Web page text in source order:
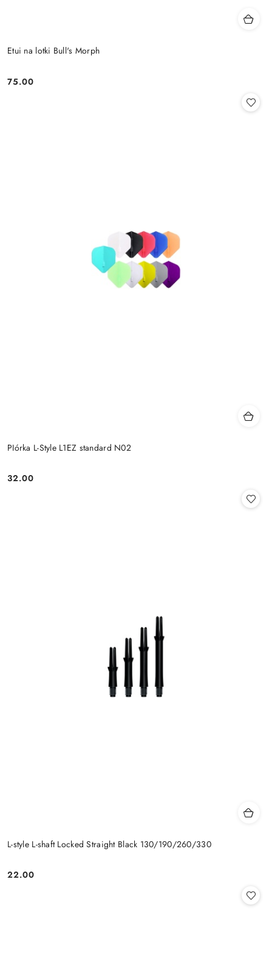
Etui na lotki Bull's Morph
Cena:
75.00
PIórka L-Style L1EZ standard N02
Cena:
32.00
L-style L-shaft Locked Straight Black 130/190/260/330
Cena:
22.00